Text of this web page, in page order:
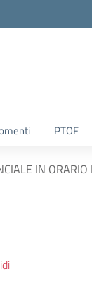
PTOF
IN ORARIO